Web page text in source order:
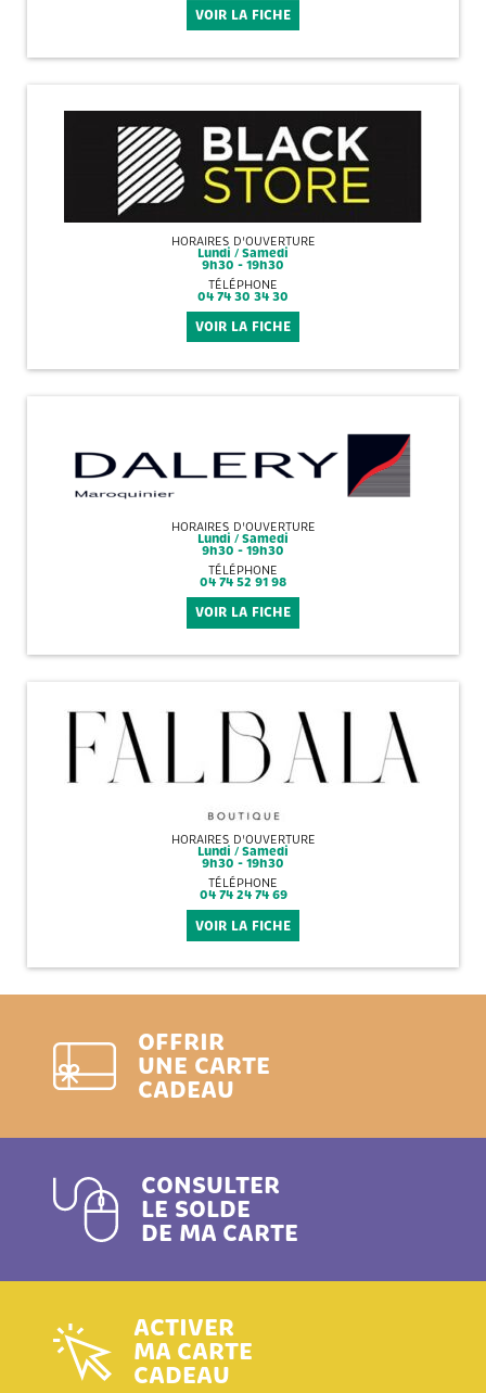
VOIR LA FICHE
HORAIRES D'OUVERTURE
Lundi / Samedi
9h30 - 19h30
TÉLÉPHONE
04 74 30 34 30
VOIR LA FICHE
HORAIRES D'OUVERTURE
Lundi / Samedi
9h30 - 19h30
TÉLÉPHONE
04 74 52 91 98
VOIR LA FICHE
HORAIRES D'OUVERTURE
Lundi / Samedi
9h30 - 19h30
TÉLÉPHONE
04 74 24 74 69
VOIR LA FICHE
OFFRIR
UNE CARTE
CADEAU
CONSULTER
LE SOLDE
DE MA CARTE
ACTIVER
MA CARTE
CADEAU